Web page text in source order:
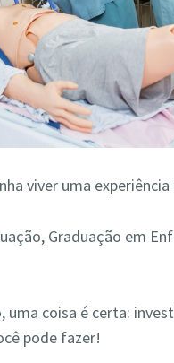
viver uma
Graduação em
coisa é certa:
pode fazer!